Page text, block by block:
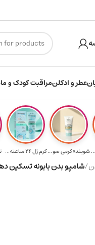
عطر و ادکلنمراقبت کودک و
شامپو بدون سولف... شوینده کرمی صور...کرم ژل ۲۴ ساعته...
/شامپو بدن بابونه تسکین دهنده